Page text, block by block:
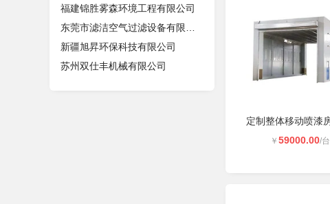
福建锦胜雾森环境工程有限公司
新疆旭昇环保科技有限公司
苏州双仕丰机械有限公司
￥ 59000.00/台